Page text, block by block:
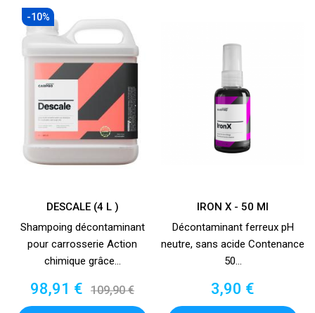
DESCALE (4 L )
Shampoing décontaminant
pour carrosserie Action
chimique grâce...
Prix
98,91 € Prix
de
109,90 €
-10%
IRON X - 50 Ml
Décontaminant ferreux pH
neutre, sans acide Contenance
50...
Prix
3,90 €